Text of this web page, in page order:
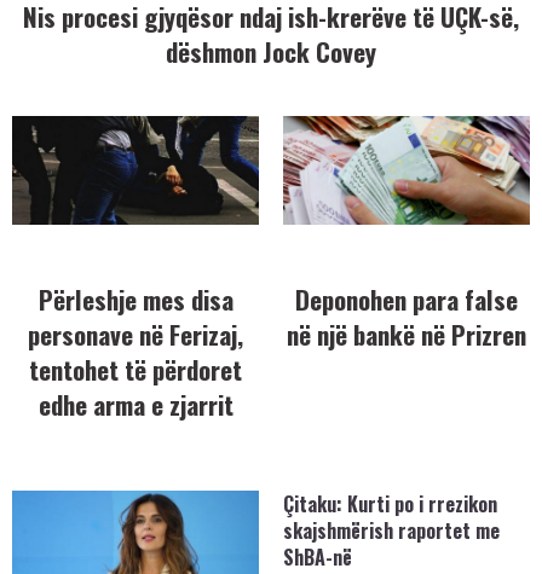
Nis procesi gjyqësor ndaj ish-krerëve të UÇK-së,
dëshmon Jock Covey
Përleshje mes disa
personave në Ferizaj,
tentohet të përdoret
edhe arma e zjarrit
Deponohen para false
në një bankë në Prizren
Çitaku: Kurti po i rrezikon
skajshmërish raportet me
ShBA-në